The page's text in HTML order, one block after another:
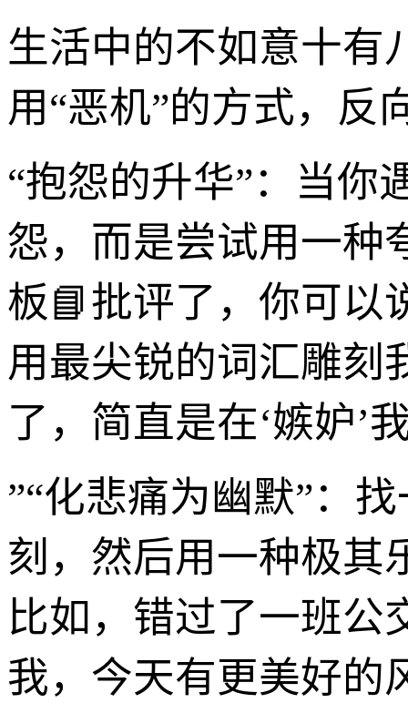
生活中的不如意十有
用“恶机”的方式，反
“抱怨的升华”：当你
怨，而是尝试用一种
板📘批评了，你可以
用最尖锐的词汇雕刻
了，简直是在‘嫉妒’
”“化悲痛为幽默”：
刻，然后用一种极其
比如，错过了一班公
我，今天有更美好的